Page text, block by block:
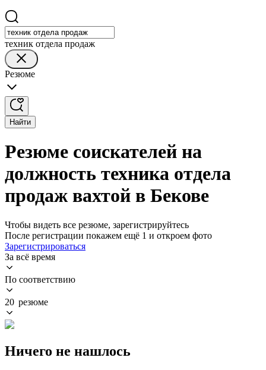
техник отдела продаж
Резюме
Найти
Резюме соискателей на
должность техника отдела
продаж вахтой в Бекове
Чтобы видеть все резюме, зарегистрируйтесь
После регистрации покажем ещё 1 и откроем фото
Зарегистрироваться
За всё время
По соответствию
20 резюме
Ничего не нашлось